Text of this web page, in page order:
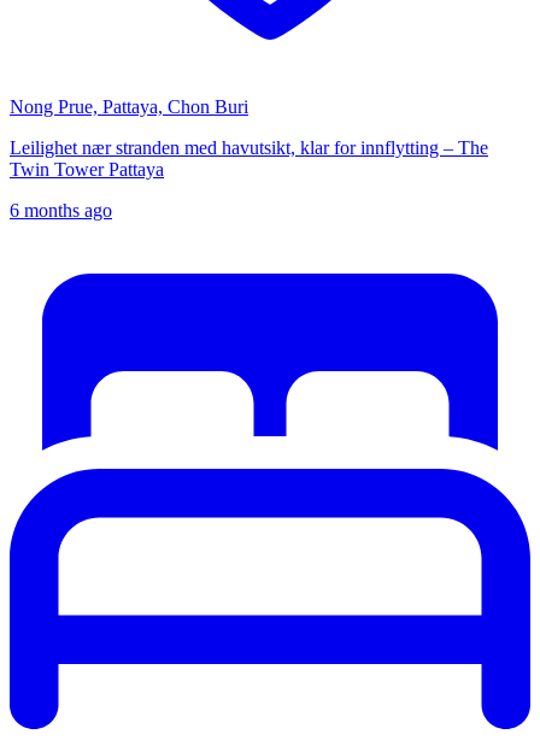
Nong Prue, Pattaya, Chon Buri
Leilighet nær stranden med havutsikt, klar for innflytting – The
Twin Tower Pattaya
6 months ago